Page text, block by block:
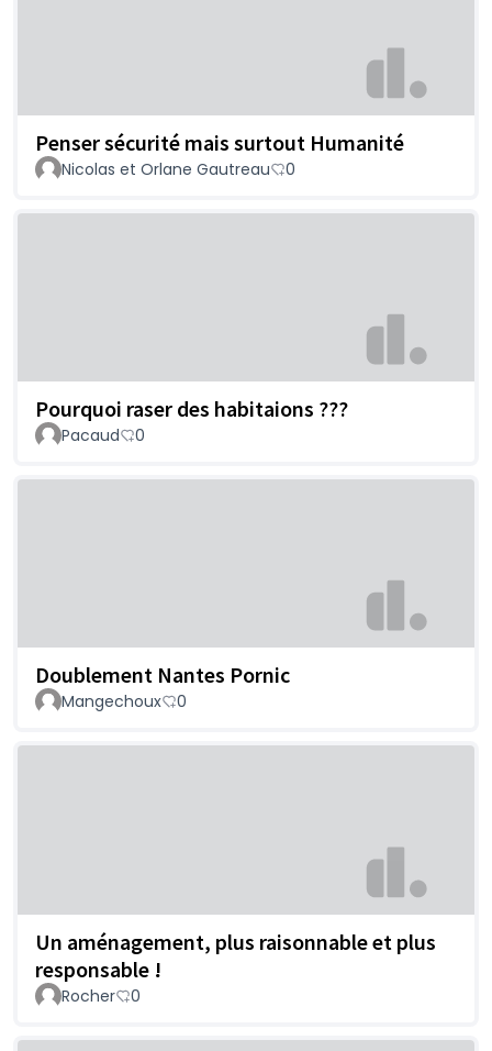
Penser sécurité mais surtout Humanité
Nicolas et Orlane Gautreau 0
Pourquoi raser des habitaions ???
Pacaud 0
Doublement Nantes Pornic
Mangechoux 0
Un aménagement, plus raisonnable et plus
responsable !
Rocher 0